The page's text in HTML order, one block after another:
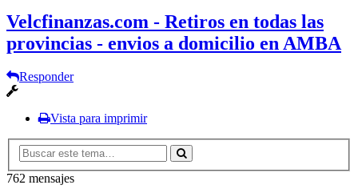
Velcfinanzas.com - Retiros en todas las
provincias - envios a domicilio en AMBA
Responder
Vista para imprimir
762 mensajes